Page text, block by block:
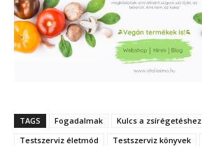
TAGS Fogadalmak Kulcs a zsírégetéshez
Testszerviz életmód
Testszerviz könyvek